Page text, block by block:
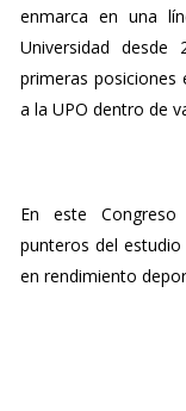
enmarca en una
Universidad
primeras
a la UPO dentro de
En este
punteros del
en rendimiento